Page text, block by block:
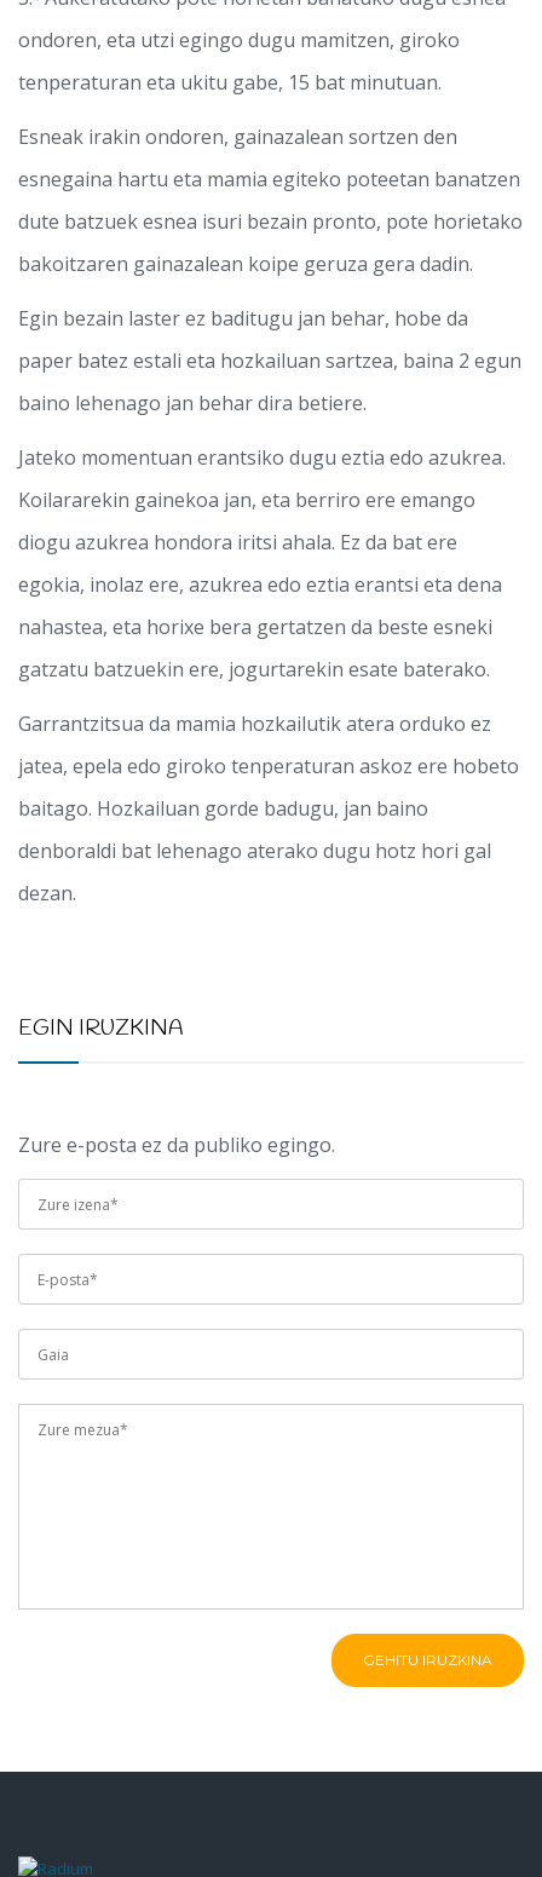
ondoren, eta utzi egingo dugu mamitzen, giroko
tenperaturan eta ukitu gabe, 15 bat minutuan.
Esneak irakin ondoren, gainazalean sortzen den
esnegaina hartu eta mamia egiteko poteetan banatzen
dute batzuek esnea isuri bezain pronto, pote horietako
bakoitzaren gainazalean koipe geruza gera dadin.
Egin bezain laster ez baditugu jan behar, hobe da
paper batez estali eta hozkailuan sartzea, baina 2 egun
baino lehenago jan behar dira betiere.
Jateko momentuan erantsiko dugu eztia edo azukrea.
Koilararekin gainekoa jan, eta berriro ere emango
diogu azukrea hondora iritsi ahala. Ez da bat ere
egokia, inolaz ere, azukrea edo eztia erantsi eta dena
nahastea, eta horixe bera gertatzen da beste esneki
gatzatu batzuekin ere, jogurtarekin esate baterako.
Garrantzitsua da mamia hozkailutik atera orduko ez
jatea, epela edo giroko tenperaturan askoz ere hobeto
baitago. Hozkailuan gorde badugu, jan baino
denboraldi bat lehenago aterako dugu hotz hori gal
dezan.
EGIN IRUZKINA
Zure e-posta ez da publiko egingo.
GEHITU IRUZKINA